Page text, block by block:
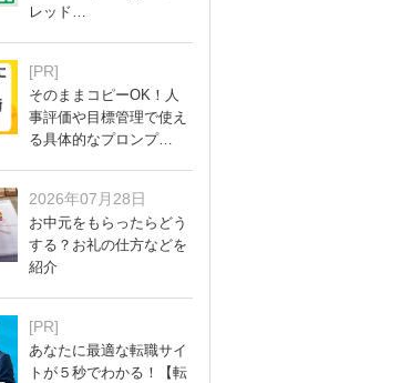
レッド…
[PR]
そのままコピーOK！人
事評価や目標管理で使え
る具体的なプロンプ…
2026年07月28日
お中元をもらったらどう
する？お礼の仕方などを
紹介
[PR]
あなたに最適な転職サイ
トが５秒でわかる！【転